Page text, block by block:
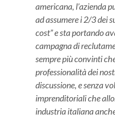
americana, l’azienda
ad assumere i 2/3 dei
cost” e sta portando
campagna di
sempre più convinti
professionalità dei
discussione, e senza
imprenditoriali che
industria italiana